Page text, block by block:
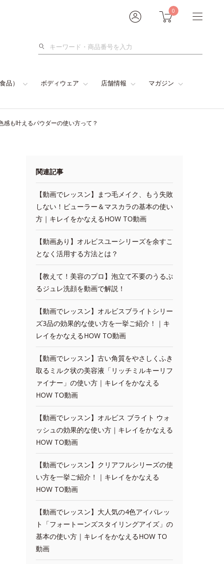
0
検
品） ボディウェア 店舗情報 マガジン
感も叶えるパウダーの使い方って？
関連記事
【動画でレッスン】まつ毛メイク、もう失敗
しない！ビューラー＆マスカラの基本の使い
方｜キレイをかなえるHOW TO動画
【動画あり】オルビスユーシリーズを余すこ
となく活用する方法とは？
【教えて！美容のプロ】泡立て不要のうるぷ
るジュレ洗顔を動画で解説！
【動画でレッスン】オルビスブライトシリー
ズ3品の効果的な使い方を一挙ご紹介！｜キ
レイをかなえるHOW TO動画
【動画でレッスン】古い角質をやさしくふき
取るミルク状の美容液「リッチミルキーリフ
ァイナー」の使い方｜キレイをかなえる
HOW TO動画
【動画でレッスン】オルビス ブライト ウォ
ッシュの効果的な使い方｜キレイをかなえる
HOW TO動画
【動画でレッスン】クリアフルシリーズの使
い方を一挙ご紹介！｜キレイをかなえる
HOW TO動画
【動画でレッスン】大人気の4色アイパレッ
ト「フォートーンズスタイリングアイズ」の
基本の使い方｜キレイをかなえるHOW TO
動画